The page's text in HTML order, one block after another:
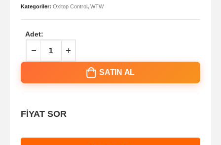
Kategoriler: Oxitop Control, WTW
Adet:
SATIN AL
FİYAT SOR